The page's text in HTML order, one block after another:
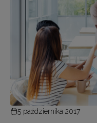
5 października 2017